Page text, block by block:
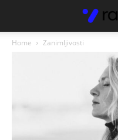
Home Zanimljivosti